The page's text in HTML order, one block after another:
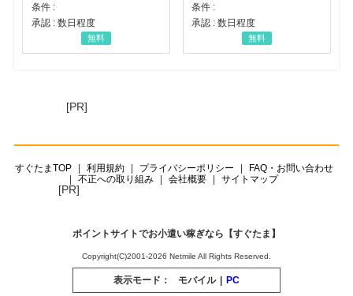
条件 :
承認 : 数日程度
無料
条件 :
承認 : 数日程度
無料
[PR]
すぐたまTOP 利用規約 プライバシーポリシー
FAQ・お問い合わせ
不正への取り組み
会社概要 サイトマップ
[PR]
ポイントサイトでお小遣い稼ぎなら【すぐたま】
Copyright(C)2001-2026 Netmile All Rights Reserved.
表示モード： モバイル | PC